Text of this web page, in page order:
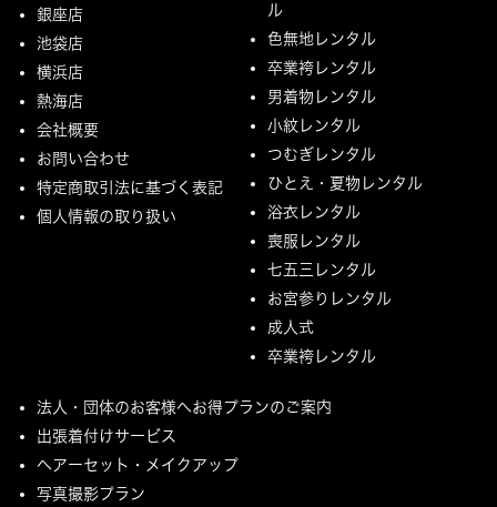
銀座店
池袋店
横浜店
熱海店
会社概要
お問い合わせ
特定商取引法に基づく表記
個人情報の取り扱い
ル
色無地レンタル
卒業袴レンタル
男着物レンタル
小紋レンタル
つむぎレンタル
ひとえ・夏物レンタル
浴衣レンタル
喪服レンタル
七五三レンタル
お宮参りレンタル
成人式
卒業袴レンタル
法人・団体のお客様へお得プランのご案内
出張着付けサービス
ヘアーセット・メイクアップ
写真撮影プラン